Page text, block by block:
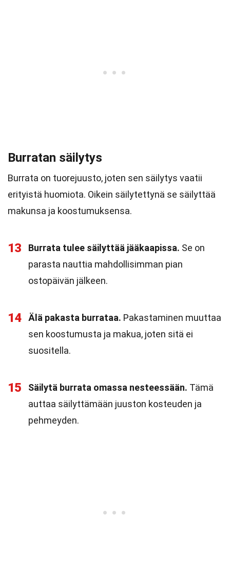
Burratan säilytys
Burrata on tuorejuusto, joten sen säilytys vaatii
erityistä huomiota. Oikein säilytettynä se säilyttää
makunsa ja koostumuksensa.
13 Burrata tulee säilyttää jääkaapissa. Se on
parasta nauttia mahdollisimman pian
ostopäivän jälkeen.
14 Älä pakasta burrataa. Pakastaminen muuttaa
sen koostumusta ja makua, joten sitä ei
suositella.
15 Säilytä burrata omassa nesteessään. Tämä
auttaa säilyttämään juuston kosteuden ja
pehmeyden.